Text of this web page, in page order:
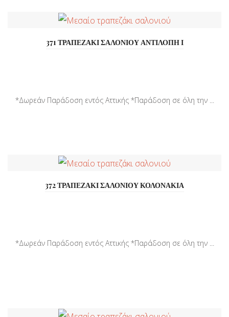
371 ΤΡΑΠΕΖΑΚΙ ΣΑΛΟΝΙΟΥ ΑΝΤΙΛΟΠΗ Ι
*Δωρεάν Παράδοση εντός Αττικής *Παράδοση σε όλη την ...
372 ΤΡΑΠΕΖΑΚΙ ΣΑΛΟΝΙΟΥ ΚΟΛΟΝΑΚΙΑ
*Δωρεάν Παράδοση εντός Αττικής *Παράδοση σε όλη την ...